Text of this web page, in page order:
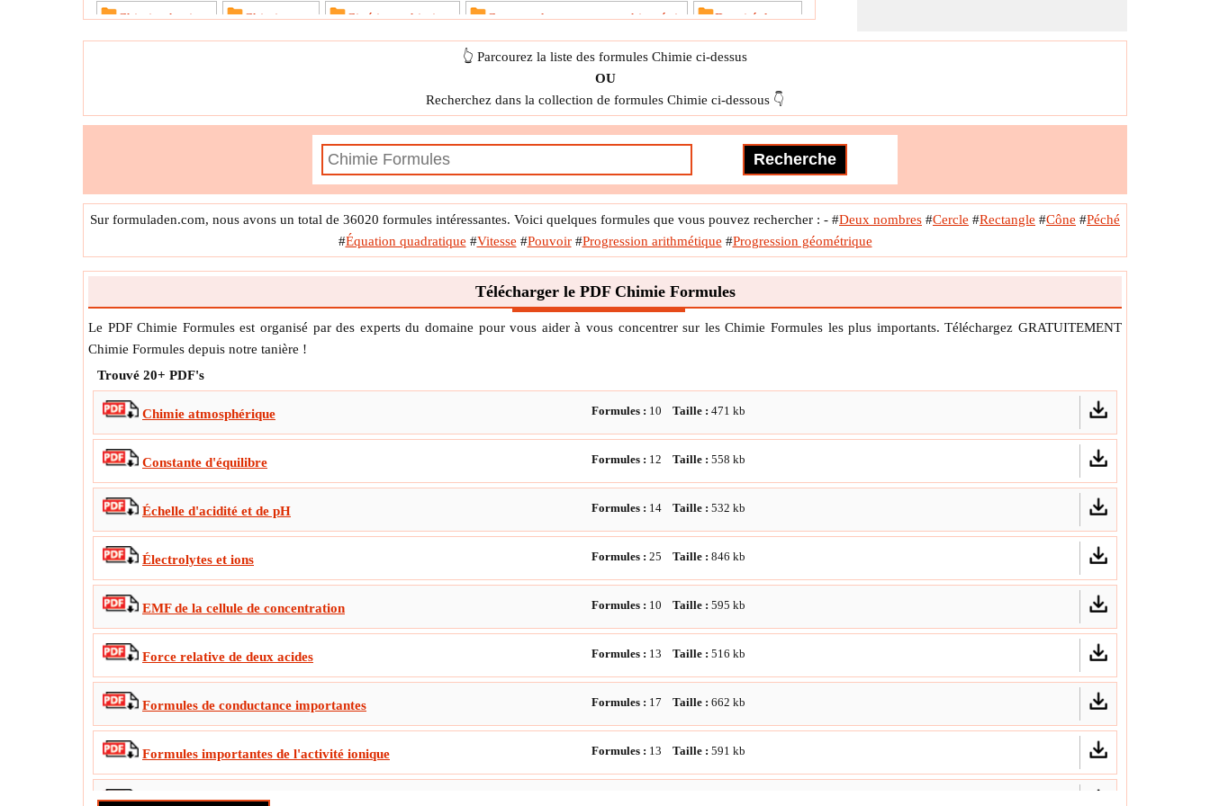
Chimie physique Chimie verte Cinétique chimique Concept de taupe et stoechiométrie Densité du gaz
Femtochimie Nanomatériaux et Nanochimie
Spectrochimie Spectroscopie RPE Structure atomique Tableau périodique et périodicité
Thermodynamique chimique Une liaison chimique
👆 Parcourez la liste des formules Chimie ci-dessus
OU
Recherchez dans la collection de formules Chimie ci-dessous 👇
Sur formuladen.com, nous avons un total de 36020 formules intéressantes. Voici quelques formules que vous pouvez rechercher : - #Deux nombres #Cercle #Rectangle #Cône #Péché
#Équation quadratique #Vitesse #Pouvoir#Progression arithmétique #Progression géométrique
Télécharger le PDF Chimie Formules
Le PDF Chimie Formules est organisé par des experts du domaine pour vous aider à vous concentrer sur les Chimie Formules les plus importants. Téléchargez GRATUITEMENT
Chimie Formules depuis notre tanière !
Trouvé 20+ PDF's
Chimie atmosphérique Formules : 10 Taille : 471 kb
Constante d'équilibre Formules : 12 Taille : 558 kb
Échelle d'acidité et de pH Formules : 14 Taille : 532 kb
Électrolytes et ions Formules : 25 Taille : 846 kb
EMF de la cellule de concentration Formules : 10 Taille : 595 kb
Force relative de deux acides Formules : 13 Taille : 516 kb
Formules de conductance importantes Formules : 17 Taille : 662 kb
Formules importantes de l'activité ionique Formules : 13 Taille : 591 kb
Formules importantes de l'état gazeux